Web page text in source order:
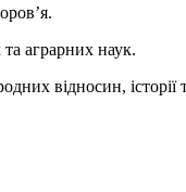
аграрних наук.
відносин, історії